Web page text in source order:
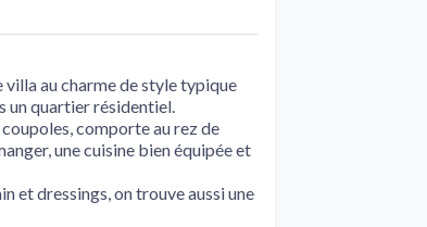
au charme de style typique
un quartier résidentiel.
comporte au rez de
une cuisine bien équipée et
et dressings, on trouve aussi une